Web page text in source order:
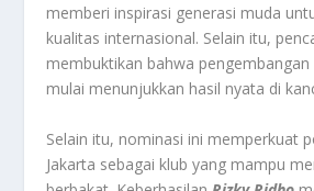
memberi inspirasi generasi muda
kualitas internasional. Selain itu,
membuktikan bahwa
mulai menunjukkan hasil nyata di
Selain itu, nominasi ini memperkuat
Jakarta sebagai klub yang mampu